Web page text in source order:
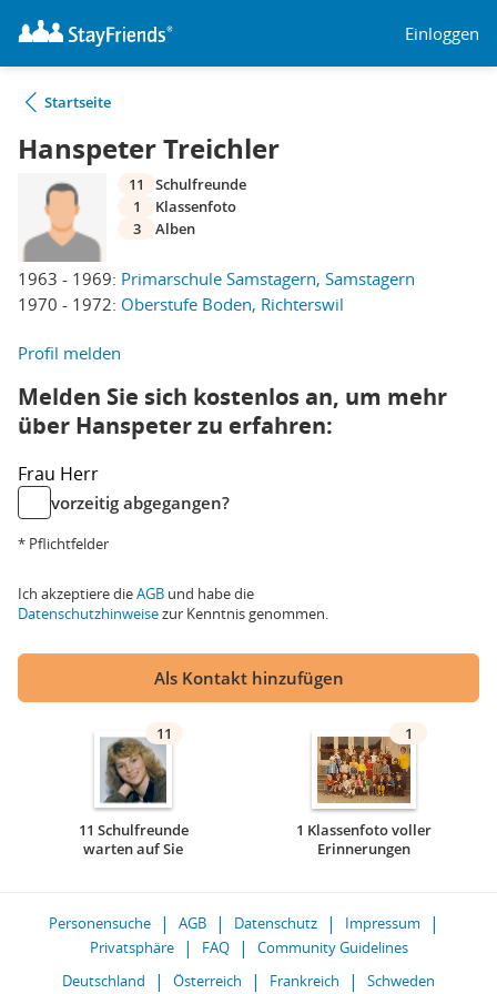
Einloggen
Startseite
Hanspeter Treichler
1963 - 1969: Primarschule Samstagern, Samstagern
1970 - 1972: Oberstufe Boden, Richterswil
11
Schulfreunde
1
Klassenfoto
3
Alben
Profil melden
Melden Sie sich kostenlos an, um mehr
über Hanspeter zu erfahren:
Frau Herr
vorzeitig abgegangen?
* Pflichtfelder
Ich akzeptiere dieAGB und habe die
Datenschutzhinweisezur Kenntnis genommen.
Als Kontakt hinzufügen
11
11 Schulfreunde
warten auf Sie
1
1 Klassenfoto voller
Erinnerungen
Personensuche AGB Datenschutz
Impressum
Privatsphäre
FAQ
Community Guidelines
Deutschland
Österreich Frankreich Schweden